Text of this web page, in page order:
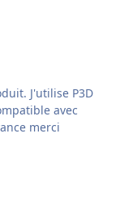
P3D
avec
de P3D par avance merci